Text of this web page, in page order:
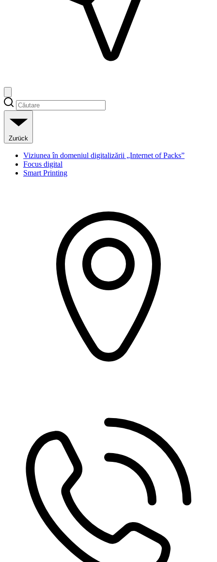
Zurück
Viziunea în domeniul digitalizării „Internet of Packs”
Focus digital
Smart Printing